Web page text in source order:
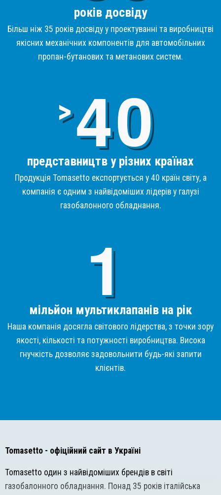
років досвіду
Більш ніж 35 років досвіду у проектуванні та виробництві
якісних механічних компонентів для автомобільних
пропан-бутанових та метанових систем.
>4
представництв у різних країнах
Продукція Tomasetto експортується у 40 країн світу, а
компанія є одним з найвідоміших лідерів у галузі
газобалонного обладнання.
мільйон мультиклапанів на рік
Наша компанія досягла світового лідерства, з точки зору
якості, кількості та потужності виробництва. Висока
гнучкість дозволяє задовольнити будь-які запити
клієнтів.
Tomasetto - офіційний сайт в Україні
Tomasetto один з найвідоміших брендів в світі
газобалонного обладнання. Понад 35 років італійська